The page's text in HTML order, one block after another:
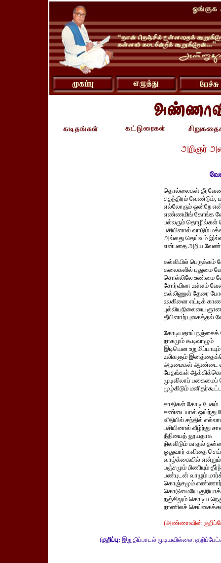
அறிஞர்
தொல்லைகள்
சுதந்திரம் வேண்டும்;
எல்லோரும் ஒன்றே
எண்ணமிங் கோங்க
பல்லரும் தொழில்கள்
பசியினால் வாடும்
அல்லது தெய்வம்
என்பதை அறிய
கல்வியில் பெருக்கம்
கலைகளில் புதுமை
சொல்லிலே உண்மை
சோர்விலா உள்ளம்
கல்லிணுள் தேரை
உலகினை எட்டிக்
புல்லியநிலையை
தீயினாற் புகைத்தல்
கோடியதாய்
நாகமும் கூடிவாழும்
இடியென உறுமிப்பாயும்
உலிகளும்
அடிமைகள் ஆண்டை
பேதங்கள்
முடிவிலாப் பகைமைப்
மூழ்கிடும்
சாதிகள் கோடி பேசும்
சண்டையால் ஒய்ந்து
வீதியில் சந்தில்
பசியினால் வீழ்ந்து
நீதியைத் தூயதாக
நிலவிடும் காதல்
ஓதுவார் கவிதை
வாழ்க்கையில்
பஞ்சமும் பிணியும்
பண்புடன் வாழும்
கொஞ்சமும் எண்ணார்
கொடுமையே
நஞ்சிலும் கொடிய
நாணிலச்
(அண்ணாவின்
(குறிப்பு: இறுதிப்பாடல் முடியவில்லை.